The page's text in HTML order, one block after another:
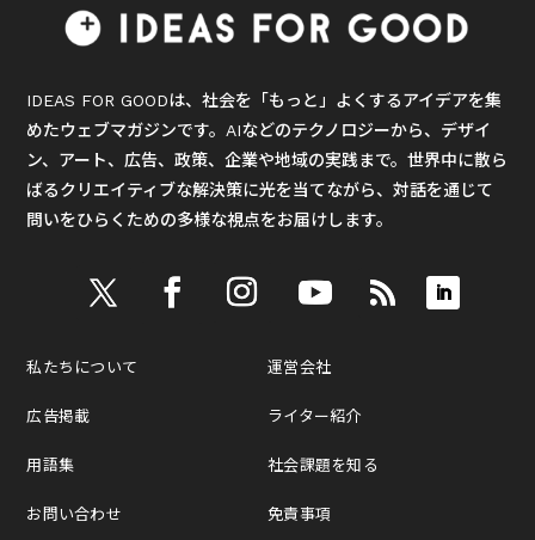
IDEAS FOR GOODは、社会を「もっと」よくするアイデアを集
めたウェブマガジンです。AIなどのテクノロジーから、デザイ
ン、アート、広告、政策、企業や地域の実践まで。世界中に散ら
ばるクリエイティブな解決策に光を当てながら、対話を通じて
問いをひらくための多様な視点をお届けします。
私たちについて
広告掲載
用語集
お問い合わせ
運営会社
ライター紹介
社会課題を知る
免責事項